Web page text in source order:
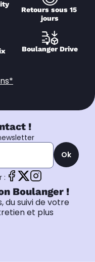
Retours sous 15
jours
Boulanger Drive
!
Ok
:
Boulanger !
du suivi de votre
et plus